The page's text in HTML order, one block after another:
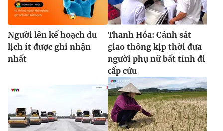
Người lên kế hoạch du
lịch ít được ghi nhận
nhất
Thanh Hóa: Cảnh sát
giao thông kịp thời đưa
người phụ nữ bất tỉnh đi
cấp cứu